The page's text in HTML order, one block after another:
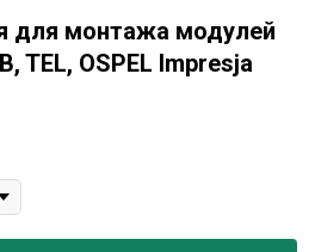
для монтажа модулей
TEL, OSPEL Impresja